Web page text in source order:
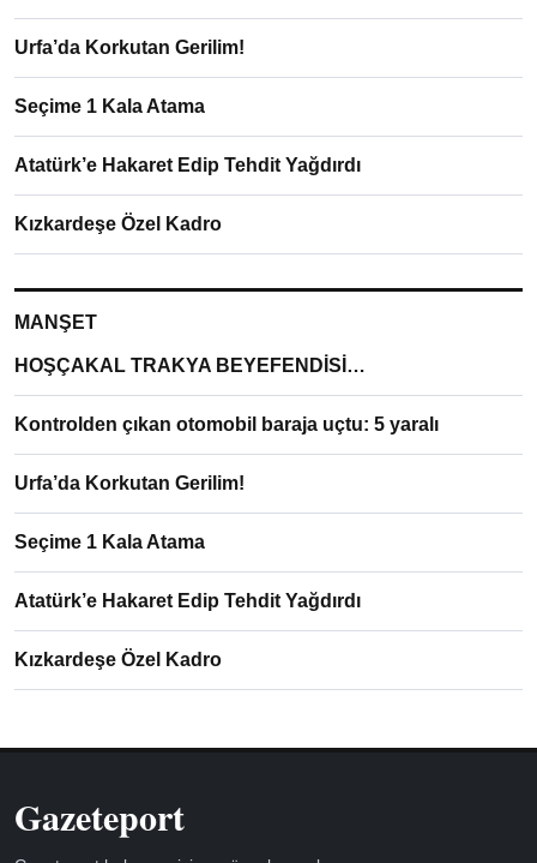
Urfa’da Korkutan Gerilim!
Seçime 1 Kala Atama
Atatürk’e Hakaret Edip Tehdit Yağdırdı
Kızkardeşe Özel Kadro
MANŞET
HOŞÇAKAL TRAKYA BEYEFENDİSİ…
Kontrolden çıkan otomobil baraja uçtu: 5 yaralı
Urfa’da Korkutan Gerilim!
Seçime 1 Kala Atama
Atatürk’e Hakaret Edip Tehdit Yağdırdı
Kızkardeşe Özel Kadro
Gazeteport